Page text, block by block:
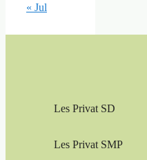
« Jul
Les Privat SD
Les Privat SMP